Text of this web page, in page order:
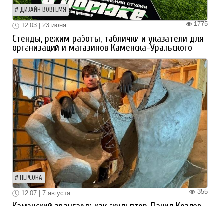
ДИЗАЙН ВОВРЕМЯ
1775
12:03 | 23 июня
Стенды, режим работы, таблички и указатели для
организаций и магазинов Каменска-Уральского
ПЕРСОНА
355
12:07 | 7 августа